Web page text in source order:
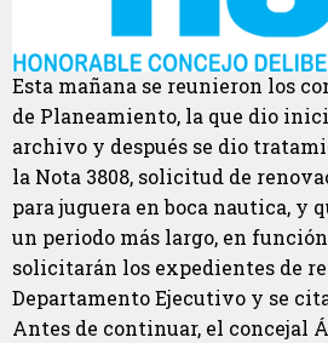
Esta mañana se reunieron los
de Planeamiento, la que dio
archivo y después se dio
la Nota 3808, solicitud de
para juguera en boca nautica, y
un periodo más largo, en
solicitarán los expedientes de
Departamento Ejecutivo y se
Antes de continuar, el concejal